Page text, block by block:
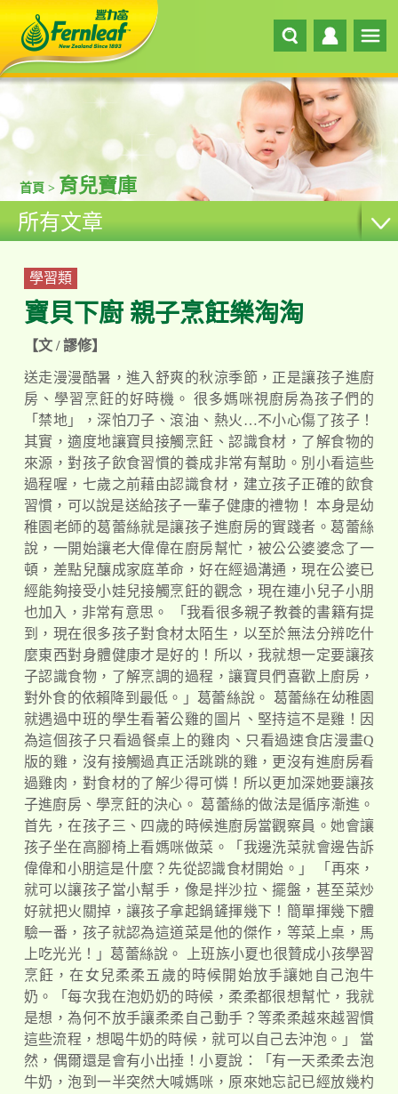
首頁 > 育兒寶庫
所有文章
學習類
寶貝下廚 親子烹飪樂淘淘
【文 / 謬修】
送走漫漫酷暑，進入舒爽的秋涼季節，正是讓孩子進廚
房、學習烹飪的好時機。 很多媽咪視廚房為孩子們的
「禁地」，深怕刀子、滾油、熱火…不小心傷了孩子！
其實，適度地讓寶貝接觸烹飪、認識食材，了解食物的
來源，對孩子飲食習慣的養成非常有幫助。別小看這些
過程喔，七歲之前藉由認識食材，建立孩子正確的飲食
習慣，可以說是送給孩子一輩子健康的禮物！ 本身是幼
稚園老師的葛蕾絲就是讓孩子進廚房的實踐者。葛蕾絲
說，一開始讓老大偉偉在廚房幫忙，被公公婆婆念了一
頓，差點兒釀成家庭革命，好在經過溝通，現在公婆已
經能夠接受小娃兒接觸烹飪的觀念，現在連小兒子小朋
也加入，非常有意思。 「我看很多親子教養的書籍有提
到，現在很多孩子對食材太陌生，以至於無法分辨吃什
麼東西對身體健康才是好的！所以，我就想一定要讓孩
子認識食物，了解烹調的過程，讓寶貝們喜歡上廚房，
對外食的依賴降到最低。」葛蕾絲說。 葛蕾絲在幼稚園
就遇過中班的學生看著公雞的圖片、堅持這不是雞！因
為這個孩子只看過餐桌上的雞肉、只看過速食店漫畫Q
版的雞，沒有接觸過真正活跳跳的雞，更沒有進廚房看
過雞肉，對食材的了解少得可憐！所以更加深她要讓孩
子進廚房、學烹飪的決心。 葛蕾絲的做法是循序漸進。
首先，在孩子三、四歲的時候進廚房當觀察員。她會讓
孩子坐在高腳椅上看媽咪做菜。「我邊洗菜就會邊告訴
偉偉和小朋這是什麼？先從認識食材開始。」 「再來，
就可以讓孩子當小幫手，像是拌沙拉、擺盤，甚至菜炒
好就把火關掉，讓孩子拿起鍋鏟揮幾下！簡單揮幾下體
驗一番，孩子就認為這道菜是他的傑作，等菜上桌，馬
上吃光光！」葛蕾絲說。 上班族小夏也很贊成小孩學習
烹飪，在女兒柔柔五歲的時候開始放手讓她自己泡牛
奶。「每次我在泡奶奶的時候，柔柔都很想幫忙，我就
是想，為何不放手讓柔柔自己動手？等柔柔越來越習慣
這些流程，想喝牛奶的時候，就可以自己去沖泡。」 當
然，偶爾還是會有小出捶！小夏說：「有一天柔柔去泡
牛奶，泡到一半突然大喊媽咪，原來她忘記已經放幾杓